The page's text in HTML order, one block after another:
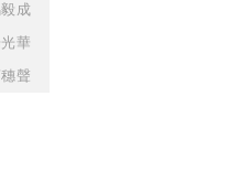
成
華
聲